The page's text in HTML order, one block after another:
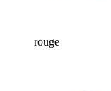
rouge